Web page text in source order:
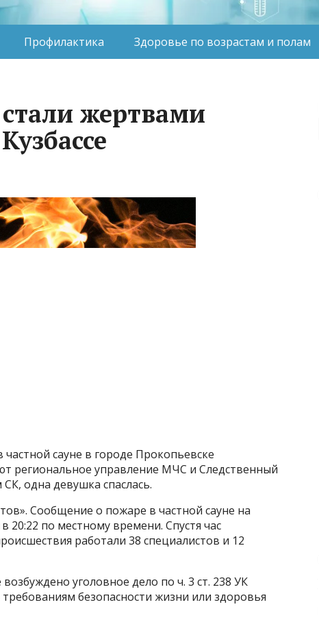
Профилактика Здоровье по возрастам и полам
жертвами
сауне в городе Прокопьевске
региональное управление МЧС и Следственный
одна девушка спаслась.
Сообщение о пожаре в частной сауне на
20:22 по местному времени. Спустя час
работали 38 специалистов и 12
уголовное дело по ч. 3 ст. 238 УК
безопасности жизни или здоровья